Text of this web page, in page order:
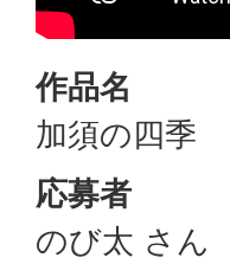
作品名
加須の四季
応募者
のび太 さん